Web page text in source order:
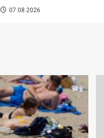
07.08.2026